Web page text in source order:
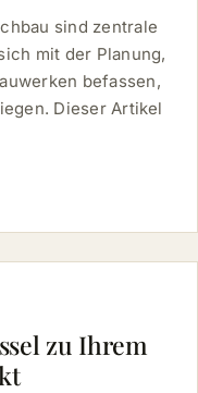
sind zentrale
mit der Planung,
befassen,
Dieser Artikel
zu Ihrem